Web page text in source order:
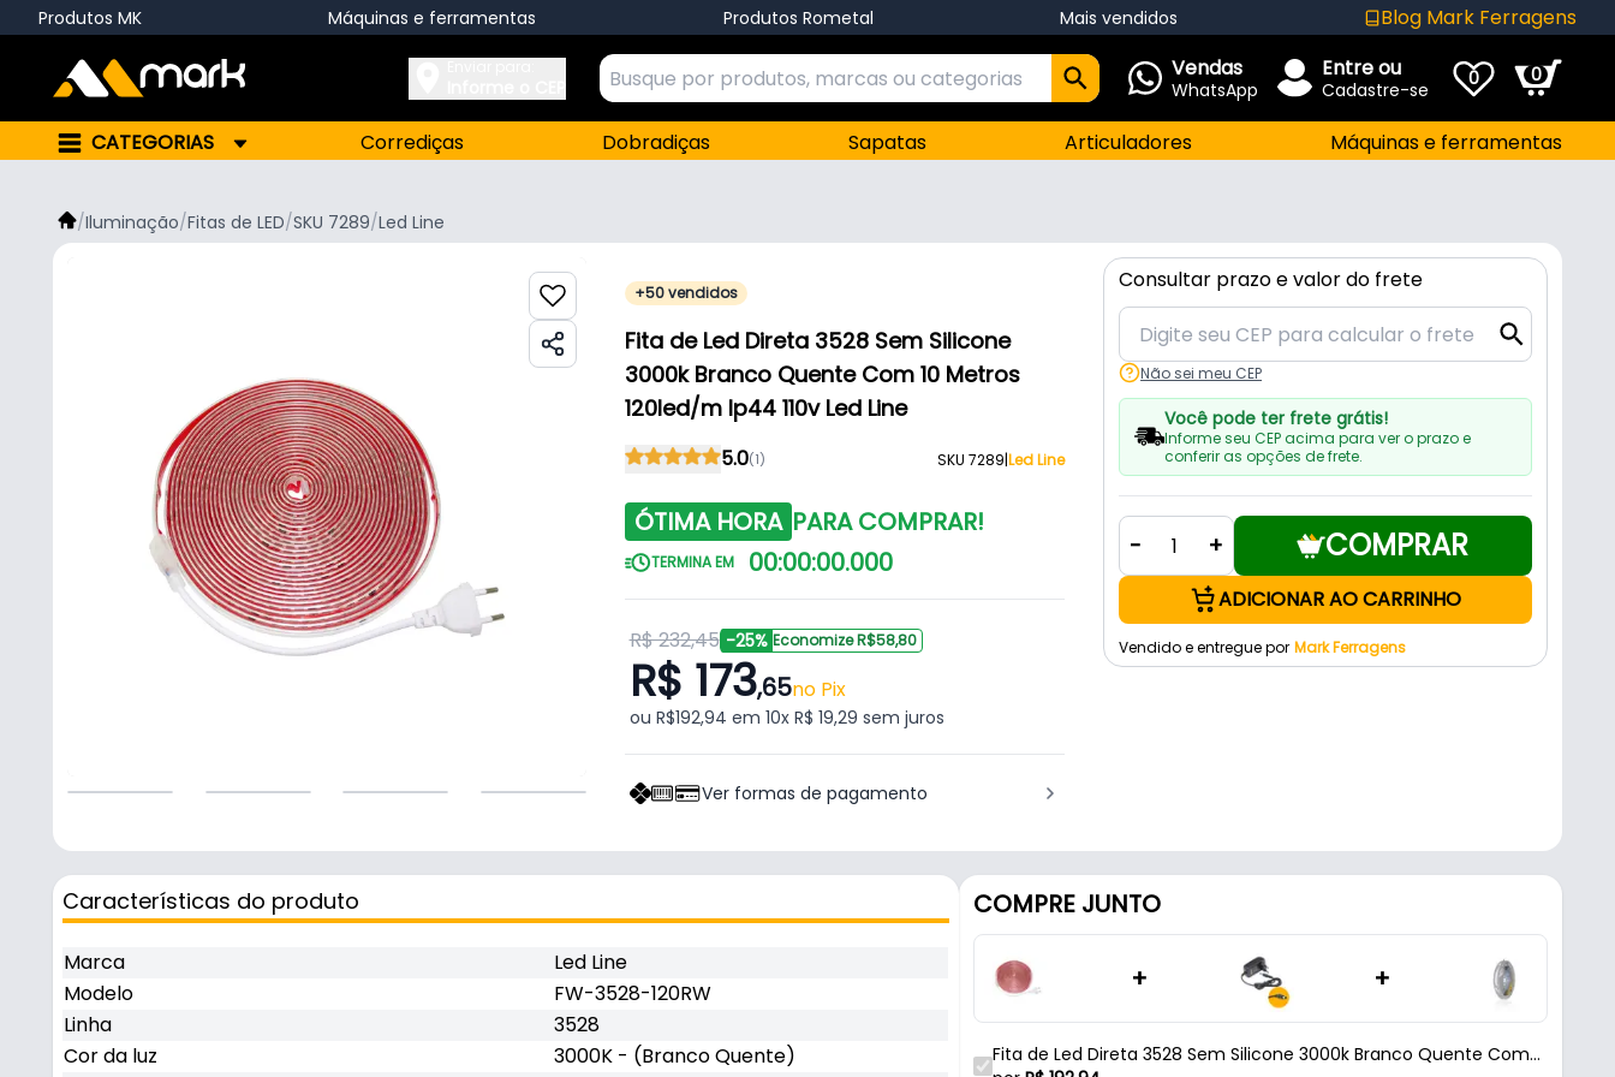
Produtos MK Máquinas e ferramentas Produtos Rometal Mais vendidos Blog Mark Ferragens
Vendas
WhatsApp
Entre ou
Cadastre-se 0 0
CATEGORIAS Corrediças Dobradiças Sapatas Articuladores Máquinas e ferramentas
/Iluminação/Fitas de LED/SKU 7289/Led Line
+50 vendidos
Fita de Led Direta 3528 Sem Silicone
3000k Branco Quente Com 10 Metros
120led/m Ip44 110v Led Line
5.0(1) SKU 7289|Led Line
ÓTIMA HORA PARA COMPRAR!
TERMINA EM 00:00:00.000
R$ 232,45 -25% Economize R$58,80
R$ 173,65no Pix
ou R$192,94 em 10x R$ 19,29 sem juros
Ver formas de pagamento
Consultar prazo e valor do frete
Não sei meu CEP
Você pode ter frete grátis!
Informe seu CEP acima para ver o prazo e
conferir as opções de frete.
- + COMPRAR
ADICIONAR AO CARRINHO
Vendido e entregue por Mark Ferragens
Características do produto
Marca
Led Line
Modelo
FW-3528-120RW
Linha
3528
Cor da luz
3000K - (Branco Quente)
COMPRE JUNTO
+ +
Fita de Led Direta 3528 Sem Silicone 3000k Branco Quente Com